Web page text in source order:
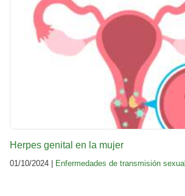
Herpes genital en la mujer
01/10/2024 | Enfermedades de transmisión sexual